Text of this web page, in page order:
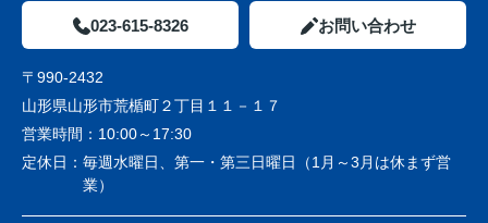
023-615-8326 お問い合わせ
〒990-2432
山形県山形市荒楯町２丁目１１－１７
営業時間： 10:00～17:30
定休日： 毎週水曜日、第一・第三日曜日（1月～3月は休まず営
業）